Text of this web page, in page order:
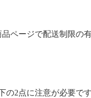
ページで配送制限の
の2点に注意が必要です